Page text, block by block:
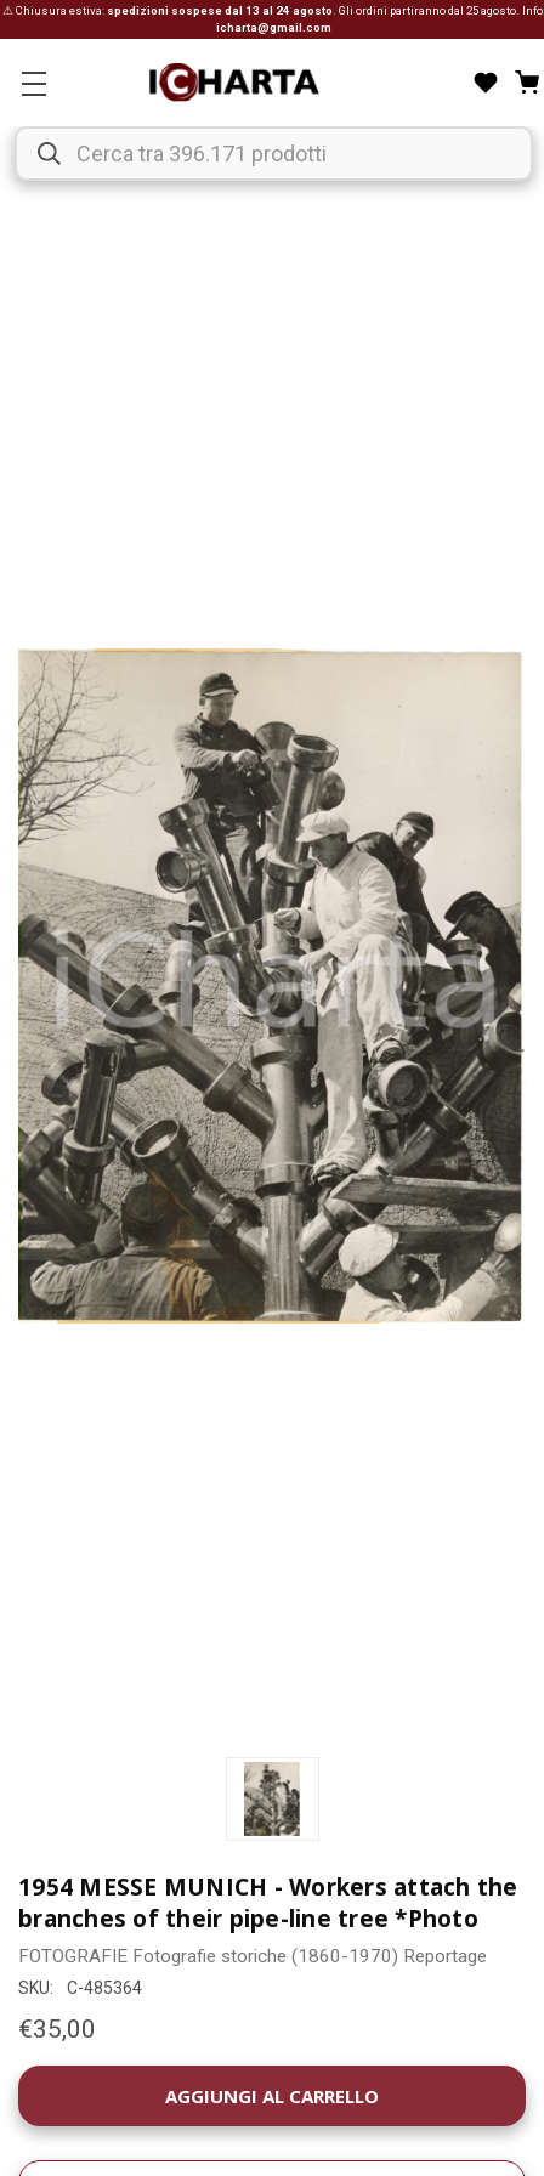
⚠ Chiusura estiva: spedizioni sospese dal 13 al 24 agosto . Gli ordini partiranno dal 25 agosto. Info:
icharta@gmail.com
1954 MESSE MUNICH - Workers attach the
branches of their pipe-line tree *Photo
FOTOGRAFIE Fotografie storiche (1860-1970) Reportage
SKU: C-485364
€35,00
DISPONIBILITÀ
ATTUALE: